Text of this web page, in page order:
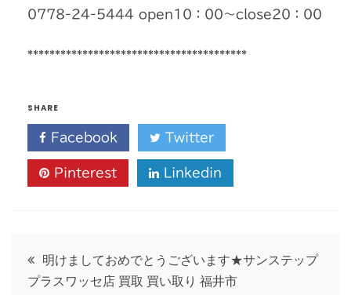
0778-24-5444 open10：00～close20：00
****************************************
SHARE
Facebook Twitter
Pinterest Linkedin
投 明けましておめでとうございます★サンステップ
プラスワッセ店 買取 買い取り 福井市